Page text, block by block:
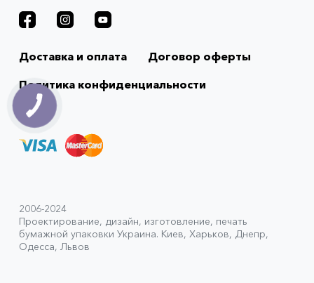
Доставка и оплата
Договор оферты
Политика конфиденциальности
2006-2024
Проектирование, дизайн, изготовление, печать
бумажной упаковки Украина. Киев, Харьков, Днепр,
Одесса, Львов